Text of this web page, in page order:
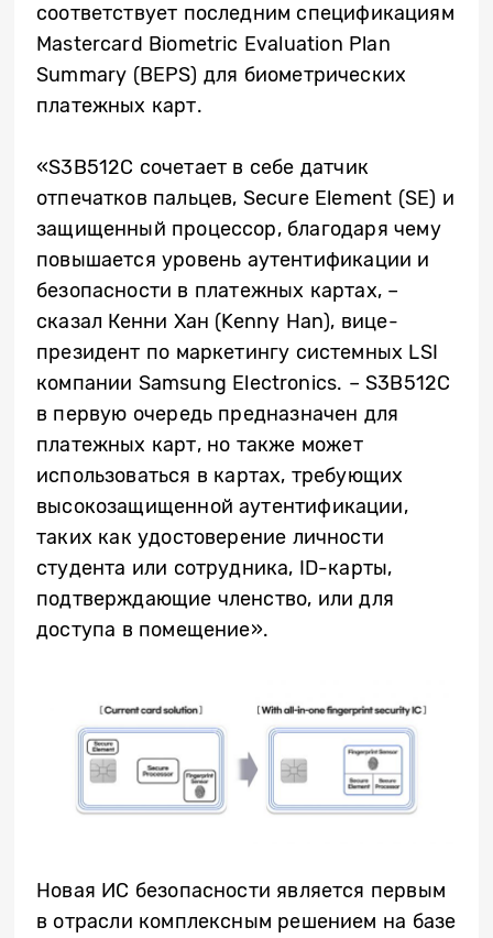
соответствует последним спецификациям
Mastercard Biometric Evaluation Plan
Summary (BEPS) для биометрических
платежных карт.
«S3B512C сочетает в себе датчик
отпечатков пальцев, Secure Element (SE) и
защищенный процессор, благодаря чему
повышается уровень аутентификации и
безопасности в платежных картах, –
сказал Кенни Хан (Kenny Han), вице-
президент по маркетингу системных LSI
компании Samsung Electronics. – S3B512C
в первую очередь предназначен для
платежных карт, но также может
использоваться в картах, требующих
высокозащищенной аутентификации,
таких как удостоверение личности
студента или сотрудника, ID-карты,
подтверждающие членство, или для
доступа в помещение».
Новая ИС безопасности является первым
в отрасли комплексным решением на базе